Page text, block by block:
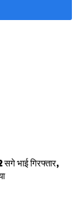
सगे भाई गिरफ्तार,